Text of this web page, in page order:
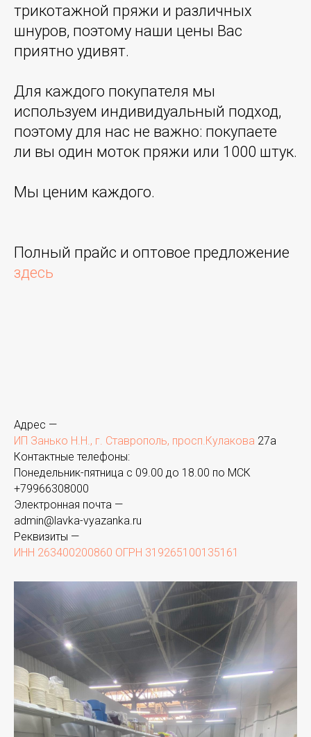
трикотажной пряжи и различных
шнуров, поэтому наши цены Вас
приятно удивят.
Для каждого покупателя мы
используем индивидуальный подход,
поэтому для нас не важно: покупаете
ли вы один моток пряжи или 1000 штук.
Мы ценим каждого.
Полный прайс и оптовое предложение
здесь
Адрес —
ИП Занько Н.Н., г. Ставрополь, просп.Кулакова 27а
Контактные телефоны:
Понедельник-пятница с 09.00 до 18.00 по МСК
+79966308000
Электронная почта —
admin@lavka-vyazanka.ru
Реквизиты —
ИНН 263400200860 ОГРН 319265100135161